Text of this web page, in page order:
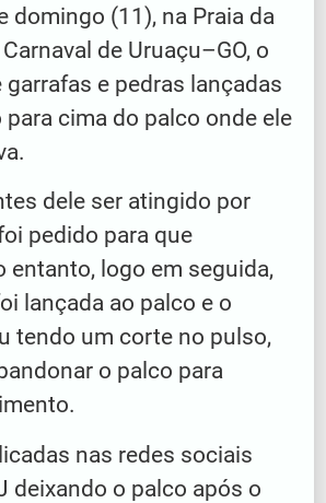
domingo (11), na Praia da
de Uruaçu–GO, o
garrafas e pedras lançadas
cima do palco onde ele
dele ser atingido por
pedido para que
entanto, logo em seguida,
lançada ao palco e o
tendo um corte no pulso,
o palco para
nas redes sociais
deixando o palco após o